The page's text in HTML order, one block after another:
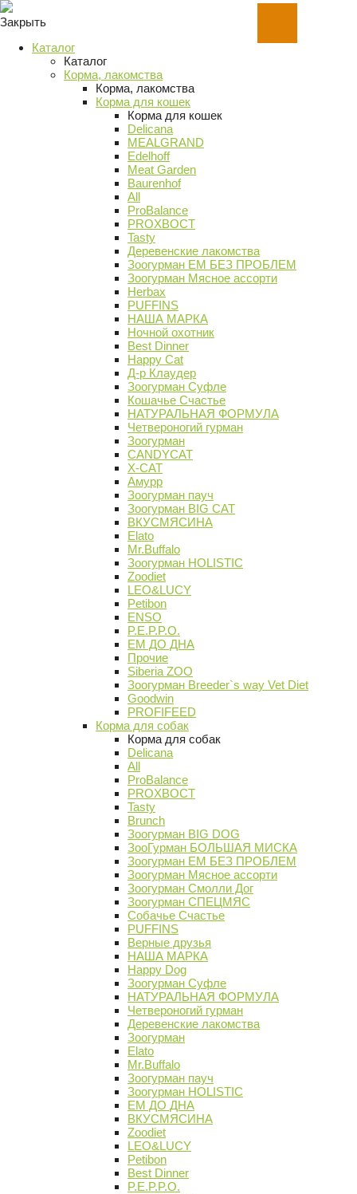
Закрыть
Каталог
Каталог
Корма, лакомства
Корма, лакомства
Корма для кошек
Корма для кошек
Delicana
MEALGRAND
Edelhoff
Meat Garden
Baurenhof
All
ProBalance
PROХВОСТ
Tasty
Деревенские лакомства
Зоогурман ЕМ БЕЗ ПРОБЛЕМ
Зоогурман Мясное ассорти
Herbax
PUFFINS
НАША МАРКА
Ночной охотник
Best Dinner
Happy Cat
Д-р Клаудер
Зоогурман Суфле
Кошачье Счастье
НАТУРАЛЬНАЯ ФОРМУЛА
Четвероногий гурман
Зоогурман
CANDYCAT
X-CAT
Амурр
Зоогурман пауч
Зоогурман BIG CAT
ВКУСМЯСИНА
Elato
Mr.Buffalo
Зоогурман HOLISTIC
Zoodiet
LEO&LUCY
Petibon
ENSO
P.E.P.P.O.
ЕМ ДО ДНА
Прочие
Siberia ZOO
Зоогурман Breeder`s way Vet Diet
Goodwin
PROFIFEED
Корма для собак
Корма для собак
Delicana
All
ProBalance
PROХВОСТ
Tasty
Brunch
Зоогурман BIG DOG
ЗооГурман БОЛЬШАЯ МИСКА
Зоогурман ЕМ БЕЗ ПРОБЛЕМ
Зоогурман Мясное ассорти
Зоогурман Смолли Дог
Зоогурман СПЕЦМЯС
Собачье Счастье
PUFFINS
Верные друзья
НАША МАРКА
Happy Dog
Зоогурман Суфле
НАТУРАЛЬНАЯ ФОРМУЛА
Четвероногий гурман
Деревенские лакомства
Зоогурман
Elato
Mr.Buffalo
Зоогурман пауч
Зоогурман HOLISTIC
ЕМ ДО ДНА
ВКУСМЯСИНА
Zoodiet
LEO&LUCY
Petibon
Best Dinner
P.E.P.P.O.